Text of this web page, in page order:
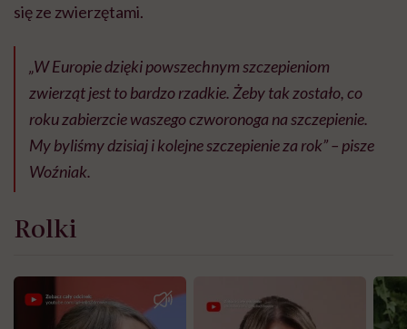
się ze zwierzętami.
„W Europie dzięki powszechnym szczepieniom
zwierząt jest to bardzo rzadkie. Żeby tak zostało, co
roku zabierzcie waszego czworonoga na szczepienie.
My byliśmy dzisiaj i kolejne szczepienie za rok” – pisze
Woźniak.
Rolki